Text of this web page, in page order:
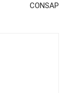
CONSAP